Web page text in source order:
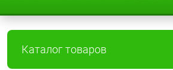
Каталог товаров